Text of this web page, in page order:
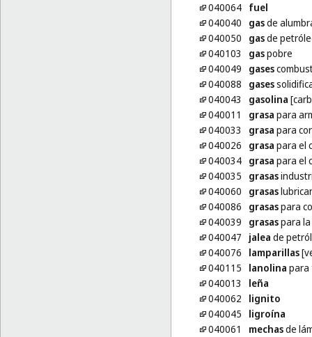
040064 fuel
040040
gasde
040050
gasde
040103
gaspobre
040049
gases
040088
gases
040043
gasolina
040011
grasa para
040033
grasa para
040026
grasa para el
040034 grasa para el
040035
grasas
040060
grasas
040086
grasaspara
040039
grasaspara la
040047
jalea de
040076
lamparillas
040115
lanolina para
040013
leña
040062
lignito
040045
ligroína
040061
mechasde